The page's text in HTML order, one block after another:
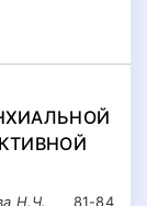
81-84
Н.Ч.